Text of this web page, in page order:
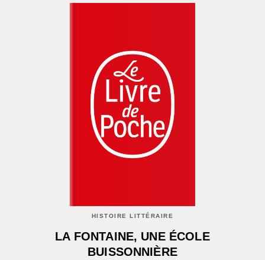
HISTOIRE LITTÉRAIRE
LA FONTAINE, UNE ÉCOLE
BUISSONNIÈRE